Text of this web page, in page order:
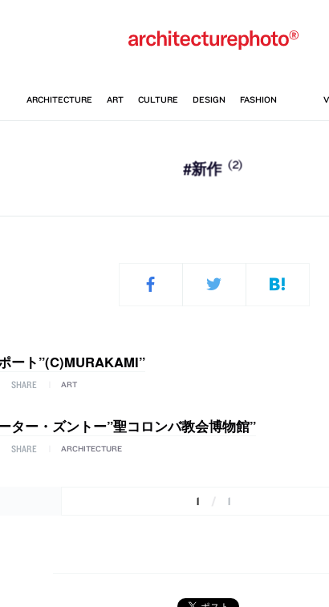
#新作 (2)
ート”(C)MURAKAMI”
SHARE ART
ター・ズントー”聖コロンバ教会博物館”
SHARE ARCHITECTURE
1 / 1